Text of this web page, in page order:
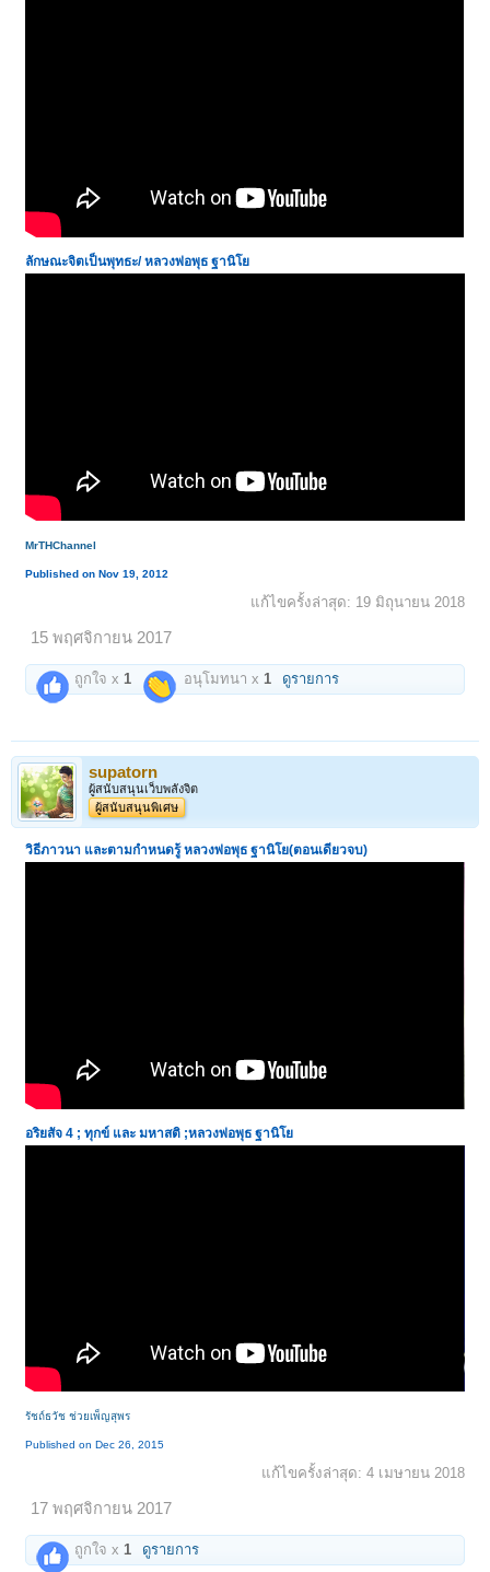
ลักษณะจิตเป็นพุทธะ/หลวงพ่อพุธ ฐานิโย
MrTHChannel
Published on Nov 19, 2012
แก้ไขครั้งล่าสุด: 19 มิถุนายน 2018
15 พฤศจิกายน 2017
ถูกใจ x 1 อนุโมทนา x 1 ดูรายการ
supatorn
ผู้สนับสนุนเว็บพลังจิต
ผู้สนับสนุนพิเศษ
วิธีภาวนา และตามกำหนดรู้ หลวงพ่อพุธ ฐานิโย(ตอนเดียวจบ)
อริยสัจ 4 ; ทุกข์ และ มหาสติ ;หลวงพ่อพุธ ฐานิโย
รัชถ์ธวัช ช่วยเพ็ญสุพร
Published on Dec 26, 2015
แก้ไขครั้งล่าสุด: 4 เมษายน 2018
17 พฤศจิกายน 2017
ถูกใจ x1 ดูรายการ